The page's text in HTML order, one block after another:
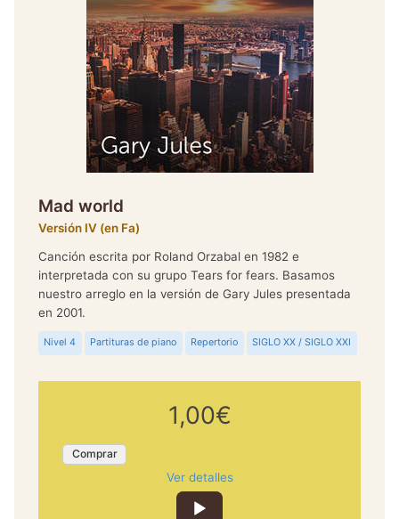
Mad world
Versión IV (en Fa)
Canción escrita por Roland Orzabal en 1982 e
interpretada con su grupo Tears for fears. Basamos
nuestro arreglo en la versión de Gary Jules presentada
en 2001.
Nivel 4 Partituras de piano Repertorio SIGLO XX / SIGLO XXI
1,00€
Comprar
Ver detalles
Reproductor
de